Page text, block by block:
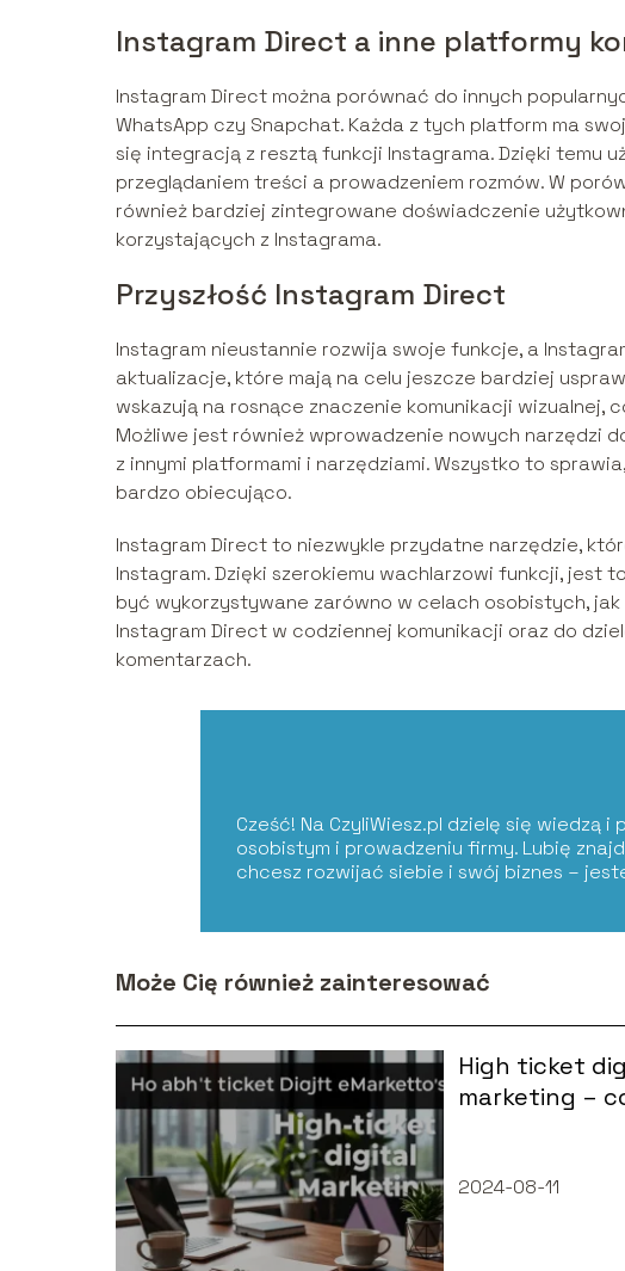
Instagram Direct a inne platformy
Instagram Direct można porównać do innych
WhatsApp czy Snapchat. Każda z tych platform ma
się integracją z resztą funkcji Instagrama. Dzięki temu
przeglądaniem treści a prowadzeniem rozmów. W
również bardziej zintegrowane doświadczenie
korzystających z Instagrama.
Przyszłość Instagram Direct
Instagram nieustannie rozwija swoje funkcje, a
aktualizacje, które mają na celu jeszcze bardziej
wskazują na rosnące znaczenie komunikacji wizualnej,
Możliwe jest również wprowadzenie nowych narzędzi
z innymi platformami i narzędziami. Wszystko to
bardzo obiecująco.
Instagram Direct to niezwykle przydatne narzędzie,
Instagram. Dzięki szerokiemu wachlarzowi funkcji, jest
być wykorzystywane zarówno w celach osobistych,
Instagram Direct w codziennej komunikacji oraz do
komentarzach.
Cześć! Na CzyliWiesz.pl dzielę się
osobistym i prowadzeniu firmy. Lubię
chcesz rozwijać siebie i swój biznes –
Może Cię również zainteresować
High ticket
marketing –
2024-08-11